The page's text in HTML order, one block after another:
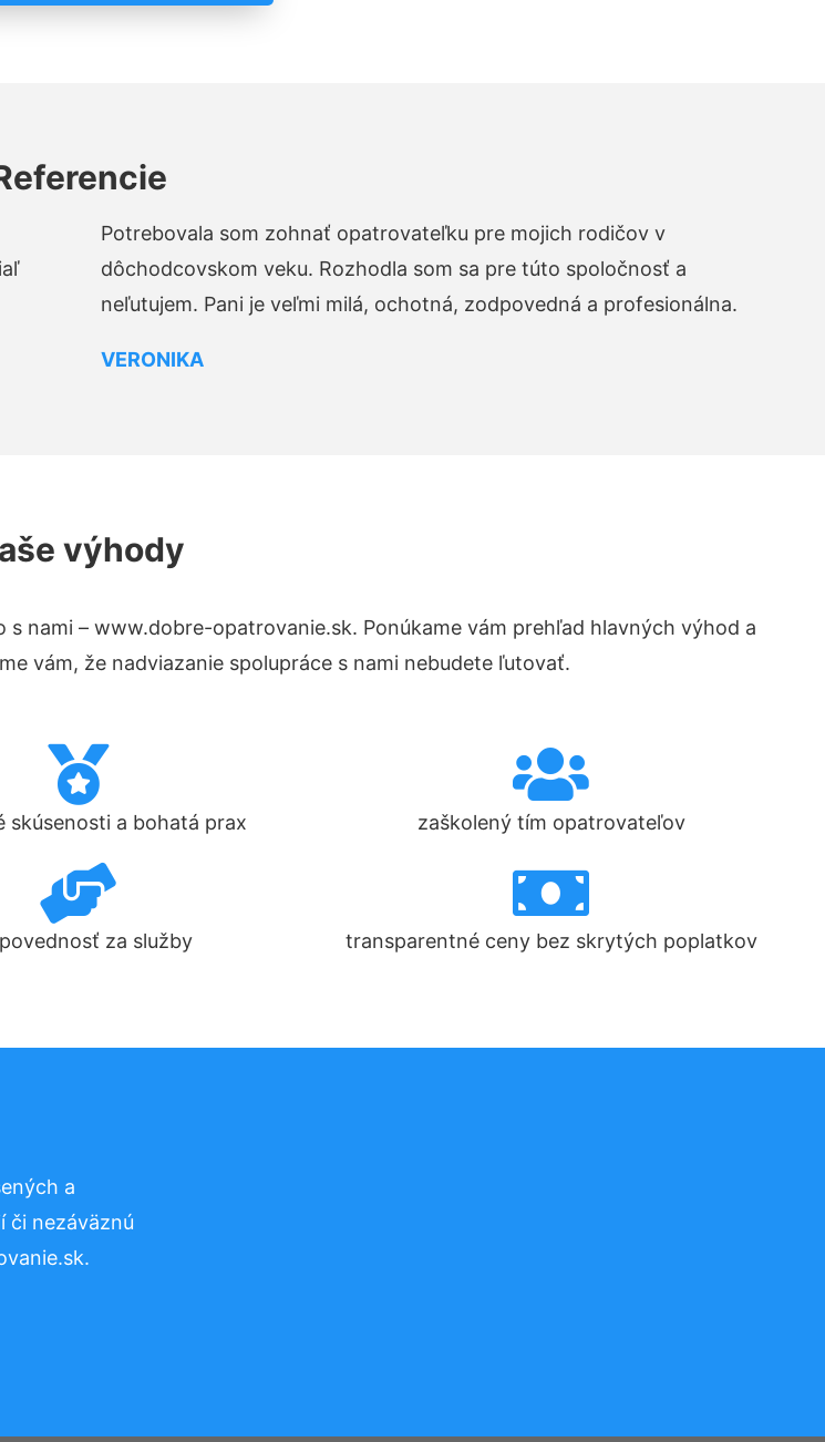
Potrebovala som zohnať opatrovateľku pre mojich rodičov v
dôchodcovskom veku. Rozhodla som sa pre túto spoločnosť a
neľutujem. Pani je veľmi milá, ochotná, zodpovedná a profesionálna.
VERONIKA
výhody
s nami – www.dobre-opatrovanie.sk. Ponúkame vám prehľad hlavných výhod a
vám, že nadviazanie spolupráce s nami nebudete ľutovať.
skúsenosti a bohatá prax zaškolený tím opatrovateľov
za služby transparentné ceny bez skrytých poplatkov
a
či nezáväznú